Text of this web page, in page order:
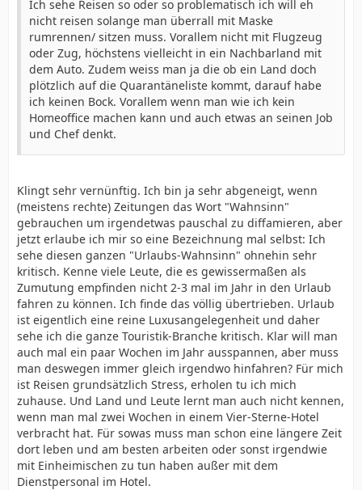
Ich sehe Reisen so oder so problematisch ich will eh
nicht reisen solange man überrall mit Maske
rumrennen/ sitzen muss. Vorallem nicht mit Flugzeug
oder Zug, höchstens vielleicht in ein Nachbarland mit
dem Auto. Zudem weiss man ja die ob ein Land doch
plötzlich auf die Quarantäneliste kommt, darauf habe
ich keinen Bock. Vorallem wenn man wie ich kein
Homeoffice machen kann und auch etwas an seinen Job
und Chef denkt.
Klingt sehr vernünftig. Ich bin ja sehr abgeneigt, wenn
(meistens rechte) Zeitungen das Wort "Wahnsinn"
gebrauchen um irgendetwas pauschal zu diffamieren, aber
jetzt erlaube ich mir so eine Bezeichnung mal selbst: Ich
sehe diesen ganzen "Urlaubs-Wahnsinn" ohnehin sehr
kritisch. Kenne viele Leute, die es gewissermaßen als
Zumutung empfinden nicht 2-3 mal im Jahr in den Urlaub
fahren zu können. Ich finde das völlig übertrieben. Urlaub
ist eigentlich eine reine Luxusangelegenheit und daher
sehe ich die ganze Touristik-Branche kritisch. Klar will man
auch mal ein paar Wochen im Jahr ausspannen, aber muss
man deswegen immer gleich irgendwo hinfahren? Für mich
ist Reisen grundsätzlich Stress, erholen tu ich mich
zuhause. Und Land und Leute lernt man auch nicht kennen,
wenn man mal zwei Wochen in einem Vier-Sterne-Hotel
verbracht hat. Für sowas muss man schon eine längere Zeit
dort leben und am besten arbeiten oder sonst irgendwie
mit Einheimischen zu tun haben außer mit dem
Dienstpersonal im Hotel.